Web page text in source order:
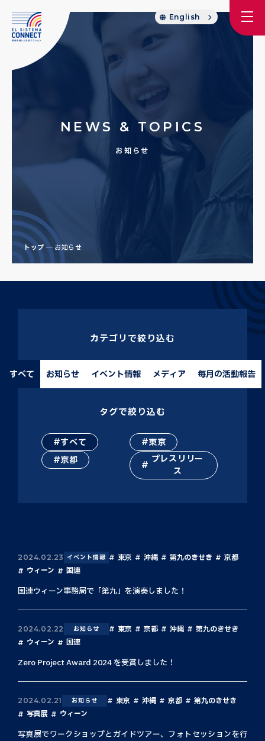
English
NEWS & TOPICS
お知らせ
トップ お知らせ
カテゴリで絞り込む
すべて お知らせ イベント情報 メディア 毎月の活動報告
タグで絞り込む
すべて
東京
京都
プレスリリー
ス
2024.02.23 イベント情報 東京 沖縄 第九のきせき
京都
ウィーン
国連
国連ウィーン事務局で「第九」を演奏しました！
2024.02.22 お知らせ 東京 京都 沖縄
第九のきせき
ウィーン
国連
Zero Project Award 2024 を受賞しました！
2024.02.21 お知らせ 東京 沖縄 京都
第九のきせき
写真展
ウィーン
写真展でワークショップとガイドツアー、フォトセッションを行